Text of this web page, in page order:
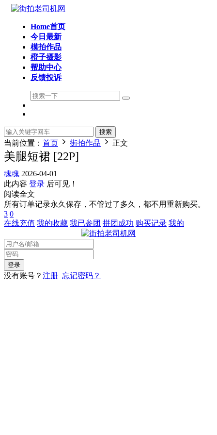
Home首页
今日最新
模拍作品
橙子摄影
帮助中心
反馈投诉
搜索
当前位置： 首页 街拍作品 正文
美腿短裙 [22P]
魂魂 2026-04-01
此内容 登录 后可见！
阅读全文
所有订单记录永久保存，不管过了多久，都不用重新购买。
3 0
在线充值 我的收藏 我已参团 拼团成功 购买记录 我的
没有账号？ 注册 忘记密码？